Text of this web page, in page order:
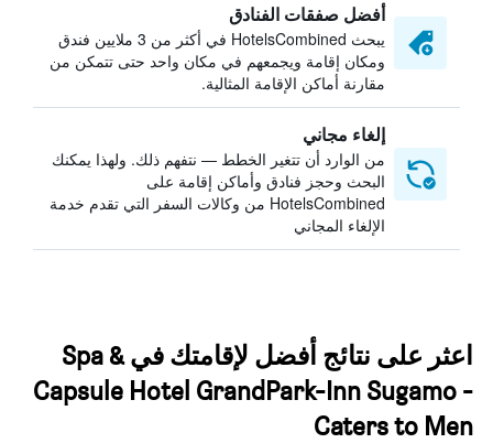
أفضل صفقات الفنادق
يبحث HotelsCombined في أكثر من 3 ملايين فندق
ومكان إقامة ويجمعهم في مكان واحد حتى تتمكن من
مقارنة أماكن الإقامة المثالية.
إلغاء مجاني
من الوارد أن تتغير الخطط — نتفهم ذلك. ولهذا يمكنك
البحث وحجز فنادق وأماكن إقامة على
HotelsCombined من وكالات السفر التي تقدم خدمة
الإلغاء المجاني
اعثر على نتائج أفضل لإقامتك في Spa &
Capsule Hotel GrandPark-Inn Sugamo -
Caters to Men